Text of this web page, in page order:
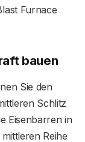
Furnace
bauen
Sie den
Schlitz
Eisenbarren in
Reihe